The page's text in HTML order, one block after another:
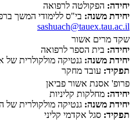
יחידה: הפקולטה לרפואה
יחידת משנה: בי"ס ללימודי המשך
sashuach@tauex.tau.ac.il
שקד מרים אשור
יחידה: בית הספר לרפואה
יחידת משנה: גנטיקה מולקולרית של
תפקיד: עובד מחקר
פרופ' אסנת אשור פביאן
יחידה: מחלקות קליניות
יחידת משנה: גנטיקה מולקולרית של
תפקיד: סגל אקדמי קליני